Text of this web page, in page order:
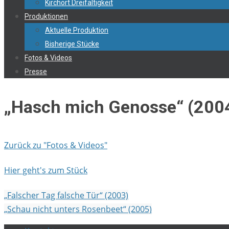
Kirchort Dreifaltigkeit
Produktionen
Aktuelle Produktion
Bisherige Stücke
Fotos & Videos
Presse
„Hasch mich Genosse“
Zurück zu "Fotos & Videos"
Hier geht's zum Stück
„Falscher Tag falsche Tür“ (2003)
„Schau nicht unters Rosenbeet“ (2005)